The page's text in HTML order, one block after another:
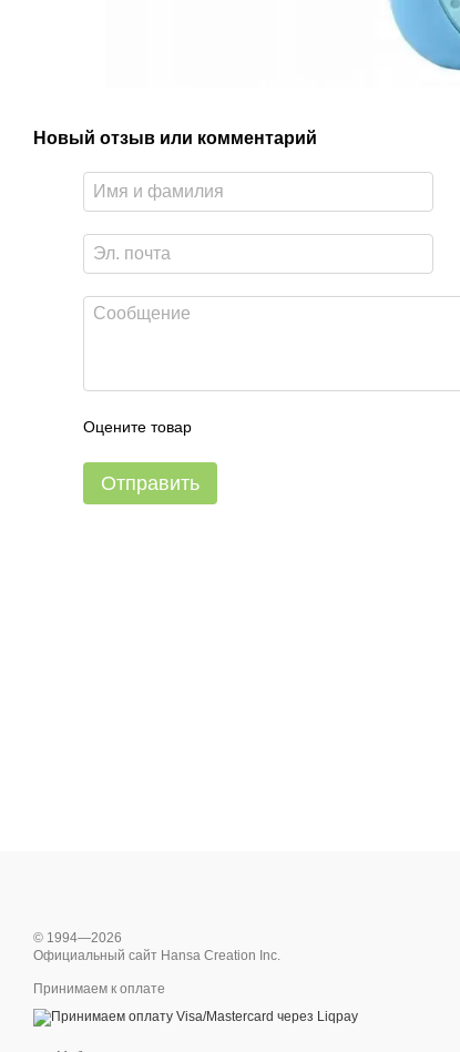
Новый отзыв или комментарий
Оцените товар
Отправить
© 1994—2026
Официальный сайт Hansa Creation Inc.
Принимаем к оплате